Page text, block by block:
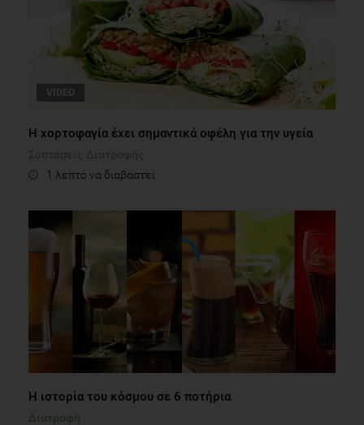
VIDEO
Η χορτοφαγία έχει σημαντικά οφέλη για την υγεία
Συστάσεις Διατροφής
1 λεπτό να διαβαστεί
H ιστορία του κόσμου σε 6 ποτήρια
Διατροφή